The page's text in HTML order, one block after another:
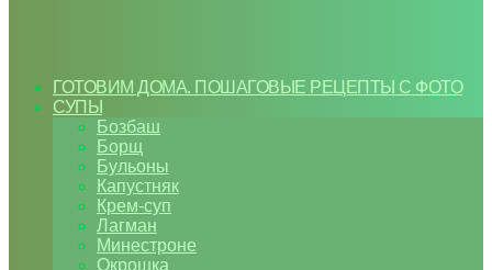
ГОТОВИМ ДОМА. ПОШАГОВЫЕ РЕЦЕПТЫ С ФОТО
СУПЫ
Бозбаш
Борщ
Бульоны
Капустняк
Крем-суп
Лагман
Минестроне
Окрошка